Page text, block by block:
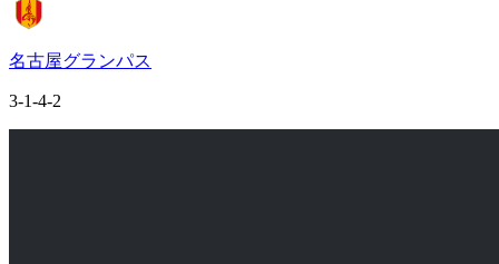
名古屋グランパス
3-1-4-2